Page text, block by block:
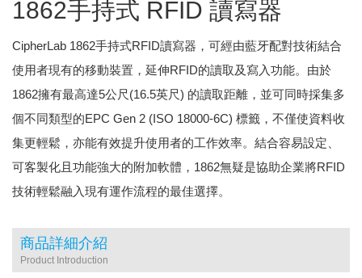
1862手持式 RFID 讀寫器
CipherLab 1862手持式RFID讀寫器，可經由藍牙配對技術結合
使用者現有的移動裝置，延伸RFID的讀取及寫入功能。由於
1862擁有最高達5公尺(16.5英尺) 的讀取距離，並可同時採集多
個不同類型的EPC Gen 2 (ISO 18000-6C) 標籤，不僅使資料收
集更輕鬆，亦能有效提升使用者的工作效率。結合容易設定、
可客製化且功能強大的附加軟體，1862無疑是協助企業將RFID
技術輕鬆融入現有運作流程的最佳選擇。
商品詳細介紹
Product Introduction